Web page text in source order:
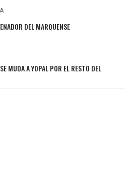
DEL MARQUENSE
MUDA A YOPAL POR EL RESTO DEL